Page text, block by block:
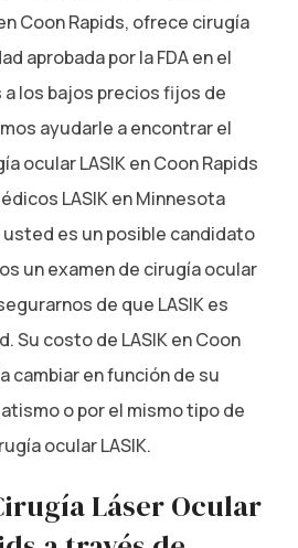
Coon Rapids, ofrece cirugía
aprobada por la FDA en el
a los bajos precios fijos de
ayudarle a encontrar el
ocular LASIK en Coon Rapids
LASIK en Minnesota
es un posible candidato
un examen de cirugía ocular
de que LASIK es
Su costo de LASIK en Coon
cambiar en función de su
o por el mismo tipo de
ocular LASIK.
Láser Ocular